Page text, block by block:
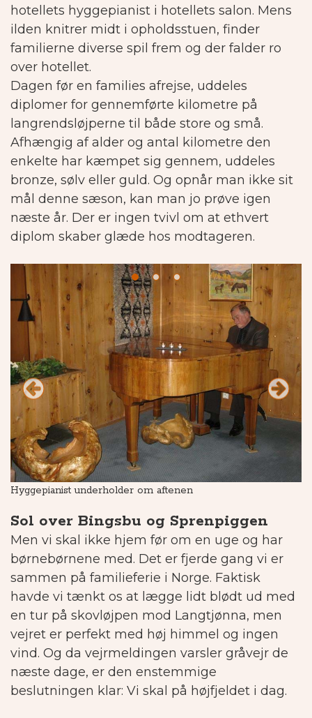
hotellets hyggepianist i hotellets salon. Mens
ilden knitrer midt i opholdsstuen, finder
familierne diverse spil frem og der falder ro
over hotellet.
Dagen før en families afrejse, uddeles
diplomer for gennemførte kilometre på
langrendsløjperne til både store og små.
Afhængig af alder og antal kilometre den
enkelte har kæmpet sig gennem, uddeles
bronze, sølv eller guld. Og opnår man ikke sit
mål denne sæson, kan man jo prøve igen
næste år. Der er ingen tvivl om at ethvert
diplom skaber glæde hos modtageren.
Hyggepianist underholder om aftenen
Sol over Bingsbu og Sprenpiggen
Men vi skal ikke hjem før om en uge og har
børnebørnene med. Det er fjerde gang vi er
sammen på familieferie i Norge. Faktisk
havde vi tænkt os at lægge lidt blødt ud med
en tur på skovløjpen mod Langtjønna, men
vejret er perfekt med høj himmel og ingen
vind. Og da vejrmeldingen varsler gråvejr de
næste dage, er den enstemmige
beslutningen klar: Vi skal på højfjeldet i dag.